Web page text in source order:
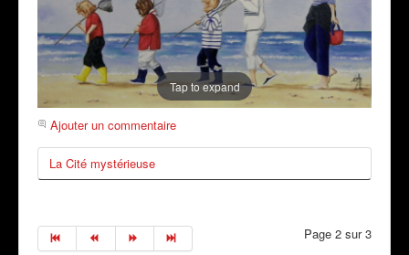
Tap to expand
Ajouter un commentaire
La Cité mystérieuse
Page 2 sur 3